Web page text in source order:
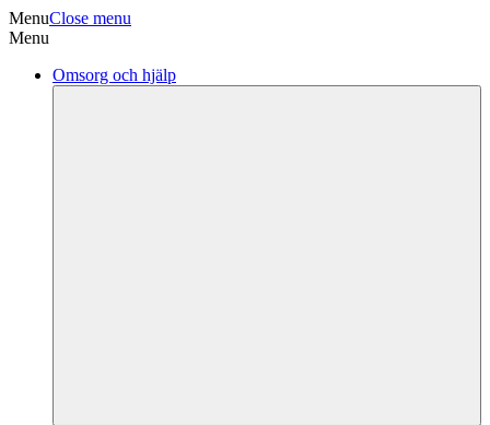
MenuClose menu
Menu
Omsorg och hjälp